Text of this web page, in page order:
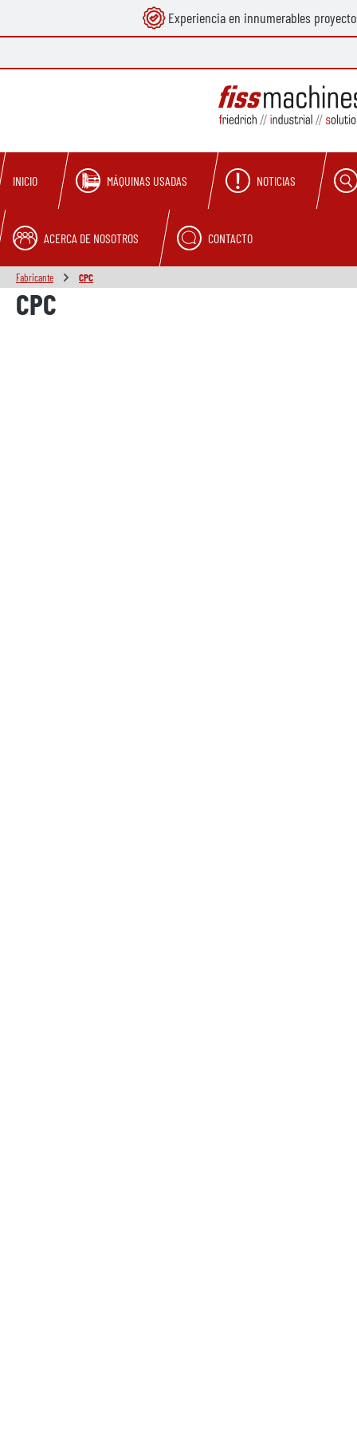
Saltar a la navegación principalExperiencia en innumerables
INICIO MÁQUINAS USADAS NOTICIAS
ACERCA DE NOSOTROS CONTACTO
Fabricante CPC
CPC